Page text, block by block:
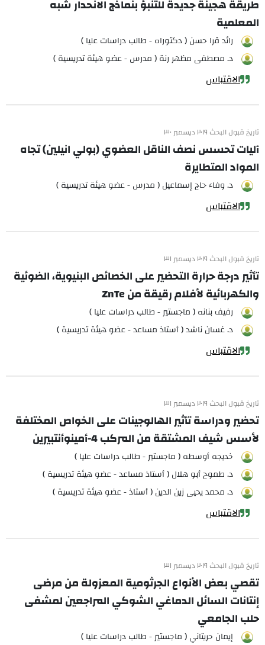
طريقة هجينة جديدة للتنبؤ بنماذج الانحدار شبه
المعلمية
رائد قرا حسن ( دكتوراه - طالب دراسات عليا )
د. مصطفى مظهر رنة ( مدرس - عضو هيئة تدريسية )
الاقتباس
تاريخ قبول البحث ٢٠١٩ ديسمبر ٣٠
آليات تحسس نصف الناقل العضوي (بولي انيلين) تجاه
المواد المتطايرة
د. وفاء حاج إسماعيل ( مدرس - عضو هيئة تدريسية )
الاقتباس
تاريخ قبول البحث ٢٠١٩ ديسمبر ٣١
تأثير درجة حرارة التحضير على الخصائص البنيوية، الضوئية
والكهربائية لأفلام رقيقة من ZnTe
رفيف بنانه ( ماجستير - طالب دراسات عليا )
د. غسان ناشد ( أستاذ مساعد - عضو هيئة تدريسية )
الاقتباس
تاريخ قبول البحث ٢٠١٩ ديسمبر ٣١
تحضير ودراسة تأثير الهالوجينات على الخواص المختلفة
لأسس شيف المشتقة من المركب 4-أمينوأنتبيرين
خديجه أوسطه ( ماجستير - طالب دراسات عليا )
د. طموح أبو هلال ( أستاذ مساعد - عضو هيئة تدريسية )
د. محمد يحيى زين الدين ( أستاذ - عضو هيئة تدريسية )
الاقتباس
تاريخ قبول البحث ٢٠١٩ ديسمبر ٣١
تقصي بعض الأنواع الجرثومية المعزولة من مرضى
إنتانات السائل الدماغي الشوكي المراجعين لمشفى
حلب الجامعي
إيمان حريتاني ( ماجستير - طالب دراسات عليا )